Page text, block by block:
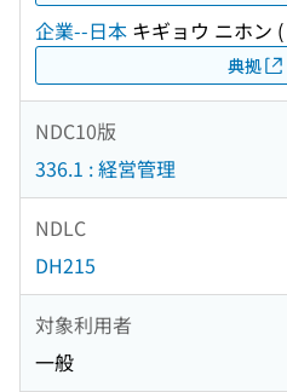
企業--日本 キギョウ ニホン (
典拠
NDC10版
336.1 : 経営管理
NDLC
DH215
対象利用者
一般